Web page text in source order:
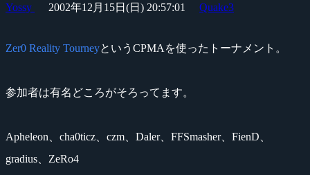
Yossy 2002年12月15日(日) 20:57:01 Quake3
Zer0 Reality TourneyというCPMAを使ったトーナメント。
参加者は有名どころがそろってます。
Apheleon、cha0ticz、czm、Daler、FFSmasher、FienD、
gradius、ZeRo4